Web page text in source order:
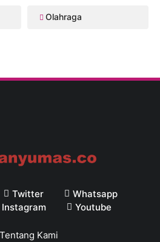
Olahraga
Twitter
Whatsapp
Instagram Youtube
Tentang Kami